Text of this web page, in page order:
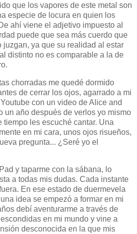
que los vapores de este metal son
especie de locura en quien los
ahí viene el adjetivo impuesto al
puede que sea más cuerdo que
juzgan, ya que su realidad al estar
distinto no es comparable a la de
chorradas me quedé dormido
de cerrar los ojos, agarrado a mi
con un video de Alice and
un año después de verlos yo mismo
tiempo les escuché cantar. Una
en mi cara, unos ojos risueños,
pregunta... ¿Seré yo el
y taparme con la sábana, lo
a todas mis dudas. Cada instante
En ese estado de duermevela
idea se empezó a formar en mi
debí aventurarme a través de
en mi mundo y vine a
desconocida en la que mis